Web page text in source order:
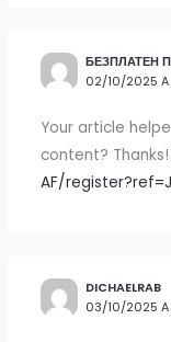
БЕЗПЛАТЕН
02/10/2025 A
Your article
content? Thanks!
AF/
DICHAELRAB
03/10/2025 A